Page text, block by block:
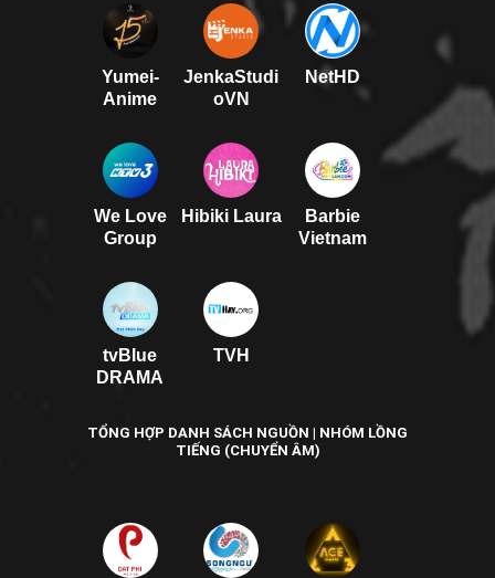
Yumei-
Anime
JenkaStudi
oVN
NetHD
We Love
Group
Hibiki Laura
Barbie
Vietnam
tvBlue
DRAMA
TVH
TỔNG HỢP DANH SÁCH NGUỒN | NHÓM LỒNG
TIẾNG (CHUYỂN ÂM)